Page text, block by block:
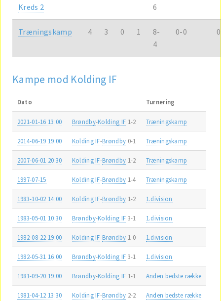
Kreds 2
6
Træningskamp 4 3 0 1
8-
4
0-0
Kampe mod Kolding IF
Dato Turnering
2021-01-16 13:00 Brøndby-Kolding IF 1-2 Træningskamp
2014-06-19 19:00 Kolding IF-Brøndby 0-1 Træningskamp
2007-06-01 20:30 Kolding IF-Brøndby 1-2 Træningskamp
1997-07-15 Kolding IF-Brøndby 1-4 Træningskamp
1983-10-02 14:00 Kolding IF-Brøndby 1-2 1.division
1983-05-01 10:30 Brøndby-Kolding IF 3-1 1.division
1982-08-22 19:00 Kolding IF-Brøndby 1-0 1.division
1982-05-31 16:00 Brøndby-Kolding IF 3-1 1.division
1981-09-20 19:00 Brøndby-Kolding IF 1-1 Anden bedste række
1981-04-12 13:30 Kolding IF-Brøndby 2-2 Anden bedste række